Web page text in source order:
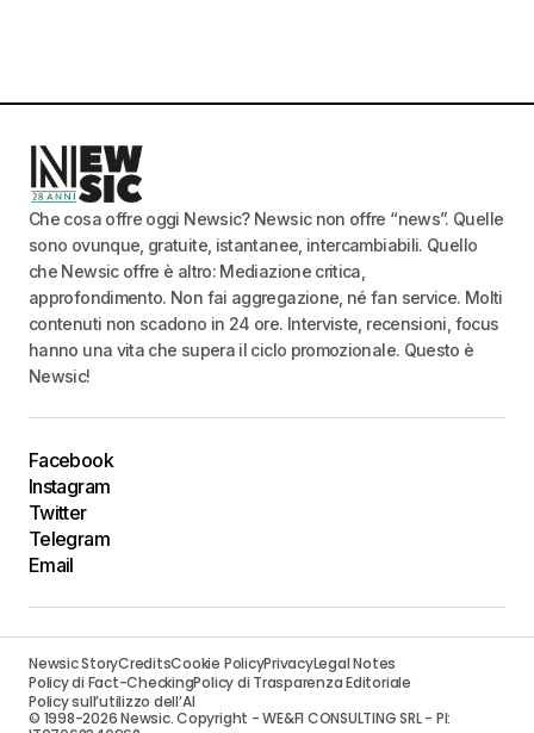
Che cosa offre oggi Newsic? Newsic non offre “news”. Quelle
sono ovunque, gratuite, istantanee, intercambiabili. Quello
che Newsic offre è altro: Mediazione critica,
approfondimento. Non fai aggregazione, né fan service. Molti
contenuti non scadono in 24 ore. Interviste, recensioni, focus
hanno una vita che supera il ciclo promozionale. Questo è
Newsic!
Facebook
Instagram
Twitter
Telegram
Email
Newsic StoryCreditsCookie PolicyPrivacyLegal Notes
Policy di Fact-CheckingPolicy di Trasparenza Editoriale
Policy sull’utilizzo dell’AI
© 1998-2026 Newsic. Copyright - WE&FI CONSULTING SRL - PI: